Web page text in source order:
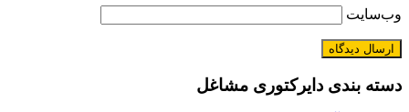
وب‌سایت
دسته بندی دایرکتوری مشاغل